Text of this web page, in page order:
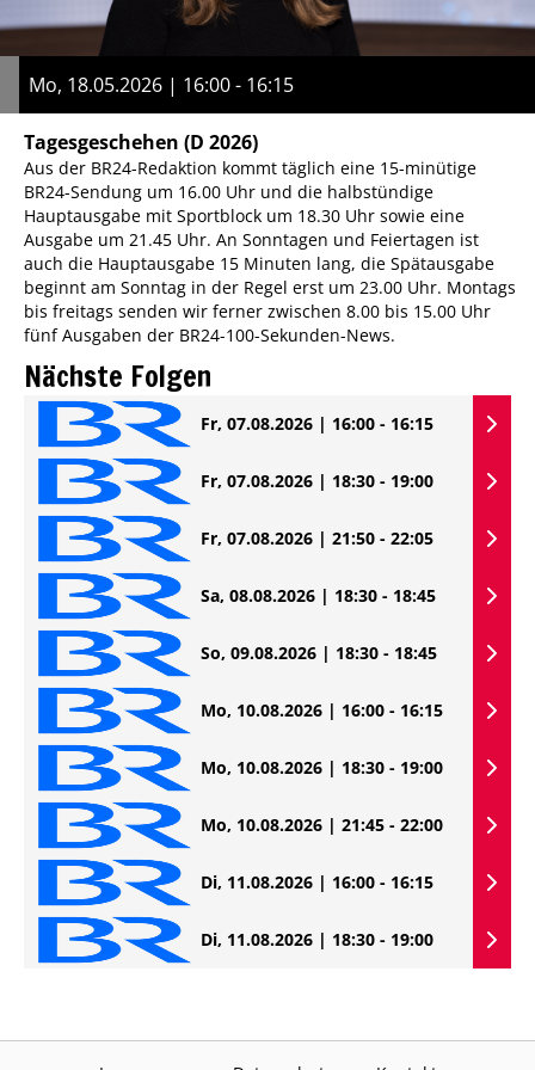
Mo, 18.05.2026 | 16:00 - 16:15
Tagesgeschehen (D 2026)
Aus der BR24-Redaktion kommt täglich eine 15-minütige
BR24-Sendung um 16.00 Uhr und die halbstündige
Hauptausgabe mit Sportblock um 18.30 Uhr sowie eine
Ausgabe um 21.45 Uhr. An Sonntagen und Feiertagen ist
auch die Hauptausgabe 15 Minuten lang, die Spätausgabe
beginnt am Sonntag in der Regel erst um 23.00 Uhr. Montags
bis freitags senden wir ferner zwischen 8.00 bis 15.00 Uhr
fünf Ausgaben der BR24-100-Sekunden-News.
Nächste Folgen
Fr, 07.08.2026 | 16:00 - 16:15
Fr, 07.08.2026 | 18:30 - 19:00
Fr, 07.08.2026 | 21:50 - 22:05
Sa, 08.08.2026 | 18:30 - 18:45
So, 09.08.2026 | 18:30 - 18:45
Mo, 10.08.2026 | 16:00 - 16:15
Mo, 10.08.2026 | 18:30 - 19:00
Mo, 10.08.2026 | 21:45 - 22:00
Di, 11.08.2026 | 16:00 - 16:15
Di, 11.08.2026 | 18:30 - 19:00